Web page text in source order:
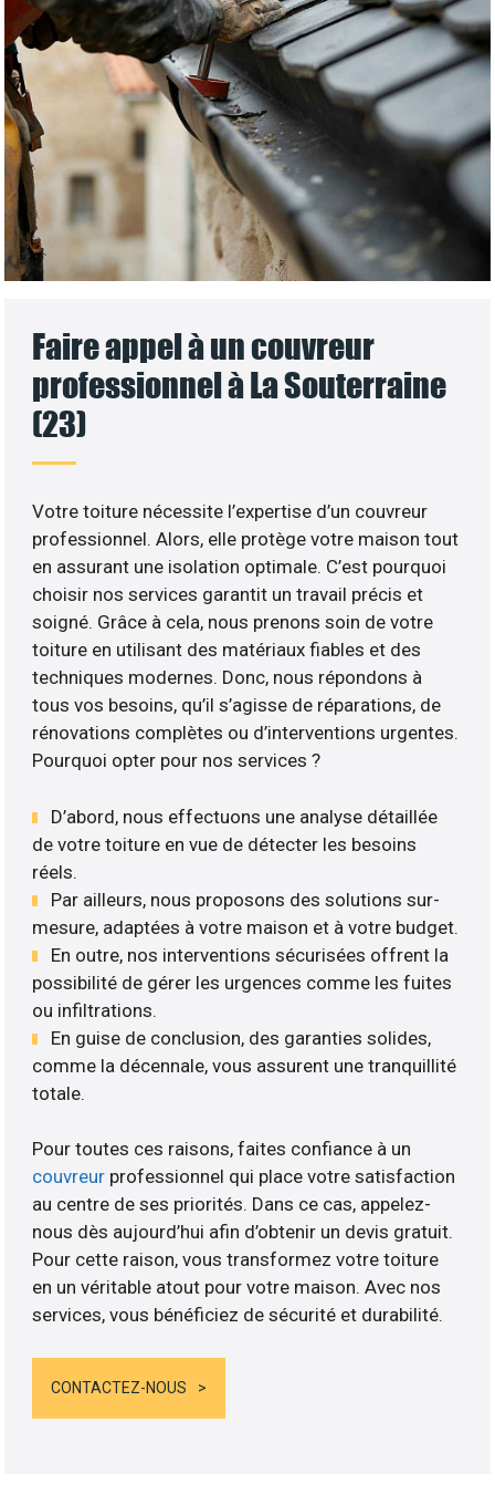
Faire appel à un couvreur
professionnel à La Souterraine
(23)
Votre toiture nécessite l’expertise d’un couvreur
professionnel. Alors, elle protège votre maison tout
en assurant une isolation optimale. C’est pourquoi
choisir nos services garantit un travail précis et
soigné. Grâce à cela, nous prenons soin de votre
toiture en utilisant des matériaux fiables et des
techniques modernes. Donc, nous répondons à
tous vos besoins, qu’il s’agisse de réparations, de
rénovations complètes ou d’interventions urgentes.
Pourquoi opter pour nos services ?
D’abord, nous effectuons une analyse détaillée
de votre toiture en vue de détecter les besoins
réels.
Par ailleurs, nous proposons des solutions sur-
mesure, adaptées à votre maison et à votre budget.
En outre, nos interventions sécurisées offrent la
possibilité de gérer les urgences comme les fuites
ou infiltrations.
En guise de conclusion, des garanties solides,
comme la décennale, vous assurent une tranquillité
totale.
Pour toutes ces raisons, faites confiance à un
couvreur professionnel qui place votre satisfaction
au centre de ses priorités. Dans ce cas, appelez-
nous dès aujourd’hui afin d’obtenir un devis gratuit.
Pour cette raison, vous transformez votre toiture
en un véritable atout pour votre maison. Avec nos
services, vous bénéficiez de sécurité et durabilité.
CONTACTEZ-NOUS